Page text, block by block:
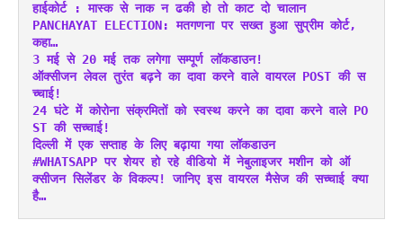
हाईकोर्ट : मास्क से नाक न ढकी हो तो काट दो चालान
PANCHAYAT ELECTION: मतगणना पर सख्त हुआ सुप्रीम कोर्ट,
कहा…
3 मई से 20 मई तक लगेगा सम्पूर्ण लॉकडाउन!
ऑक्सीजन लेवल तुरंत बढ़ने का दावा करने वाले वायरल POST की स
च्चाई!
24 घंटे में कोरोना संक्रमितों को स्वस्थ करने का दावा करने वाले PO
ST की सच्चाई!
दिल्ली में एक सप्ताह के लिए बढ़ाया गया लॉकडाउन
#WHATSAPP पर शेयर हो रहे वीडियो में नेबुलाइजर मशीन को ऑ
क्सीजन सिलेंडर के विकल्प! जानिए इस वायरल मैसेज की सच्चाई क्या
है…